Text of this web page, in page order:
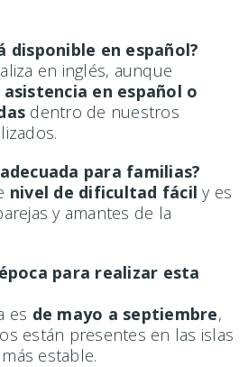
disponible en español?
en inglés, aunque
asistencia en español o
dentro de nuestros
para familias?
nivel de dificultad fácil y es
y amantes de la
para realizar esta
es de mayo a septiembre,
están presentes en las islas
estable.